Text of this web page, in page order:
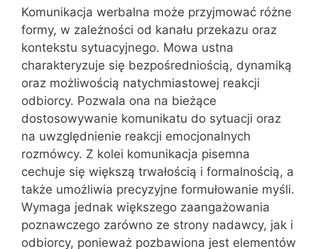
Komunikacja werbalna może przyjmować różne
formy, w zależności od kanału przekazu oraz
kontekstu sytuacyjnego. Mowa ustna
charakteryzuje się bezpośredniością, dynamiką
oraz możliwością natychmiastowej reakcji
odbiorcy. Pozwala ona na bieżące
dostosowywanie komunikatu do sytuacji oraz
na uwzględnienie reakcji emocjonalnych
rozmówcy. Z kolei komunikacja pisemna
cechuje się większą trwałością i formalnością, a
także umożliwia precyzyjne formułowanie myśli.
Wymaga jednak większego zaangażowania
poznawczego zarówno ze strony nadawcy, jak i
odbiorcy, ponieważ pozbawiona jest elementów